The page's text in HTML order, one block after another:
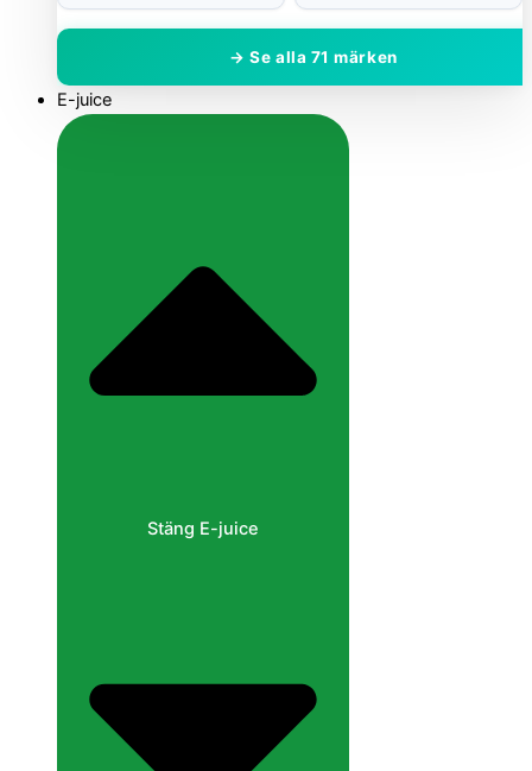
→ Se alla 71 märken
E-juice
Stäng E-juice